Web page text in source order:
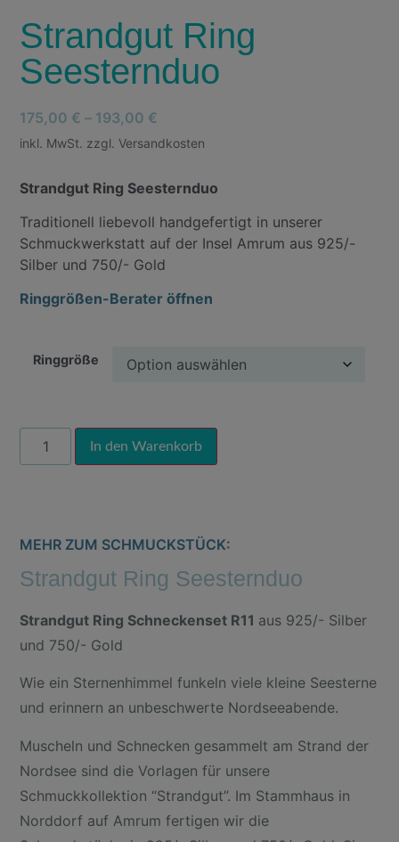
Strandgut Ring
Seesternduo
175,00 € – 193,00 €
inkl. MwSt. zzgl. Versandkosten
Strandgut Ring Seesternduo
Traditionell liebevoll handgefertigt in unserer
Schmuckwerkstatt auf der Insel Amrum aus 925/-
Silber und 750/- Gold
Ringgrößen-Berater öffnen
Ringgröße
In den Warenkorb
MEHR ZUM SCHMUCKSTÜCK:
Strandgut Ring Seesternduo
Strandgut Ring Schneckenset R11 aus 925/- Silber
und 750/- Gold
Wie ein Sternenhimmel funkeln viele kleine Seesterne
und erinnern an unbeschwerte Nordseeabende.
Muscheln und Schnecken gesammelt am Strand der
Nordsee sind die Vorlagen für unsere
Schmuckkollektion “Strandgut”. Im Stammhaus in
Norddorf auf Amrum fertigen wir die